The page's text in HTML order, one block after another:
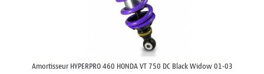
Amortisseur HYPERPRO 460 HONDA VT 750 DC Black Widow 01-03